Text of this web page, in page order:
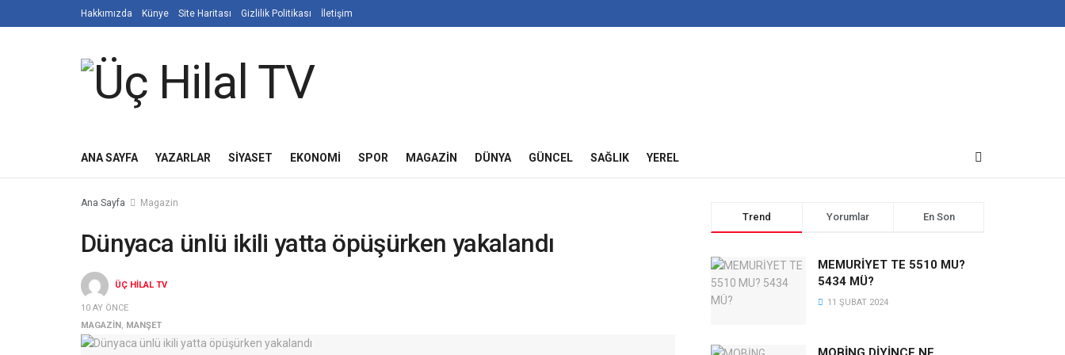
Hakkımızda Künye Site Haritası Gizlilik Politikası İletişim
ANA SAYFA YAZARLAR SIYASET EKONOMI SPOR MAGAZIN DÜNYA GÜNCEL SAĞLIK YEREL
Ana Sayfa Magazin
Dünyaca ünlü ikili yatta öpüşürken yakalandı
ÜÇ HILAL TV
10 AY ÖNCE
MAGAZIN, MANŞET
Trend Yorumlar En Son
MEMURİYET TE 5510 MU?
5434 MÜ?
11 ŞUBAT 2024